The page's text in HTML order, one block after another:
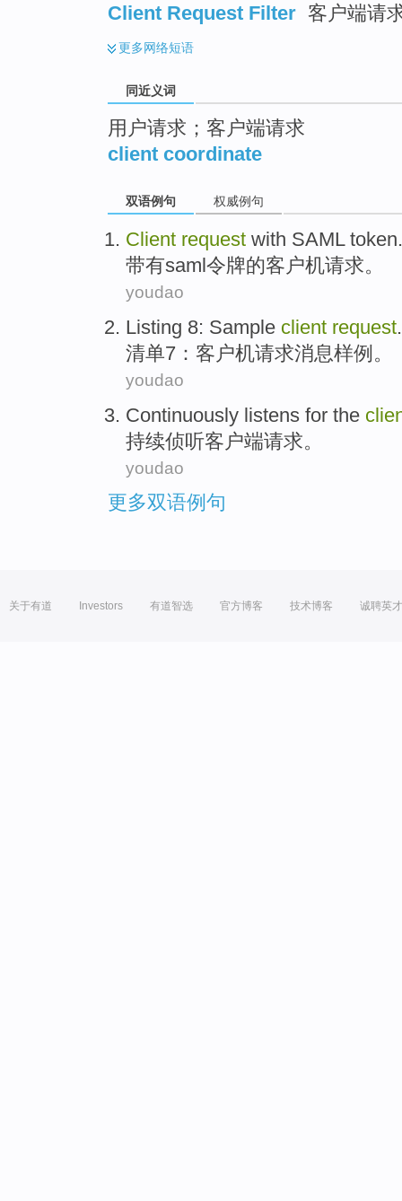
Client Request Filter 客户端请
更多网络短语
同近义词
用户请求；客户端请求
client coordinate
双语例句 权威例句
Client request with SAML token.
带有saml令牌的客户机请求。
youdao
Listing 8: Sample client request.
清单7 ： 客户机请求消息样例 。
youdao
Continuously listens for the
持续侦听客户端请求。
youdao
更多双语例句
关于有道 Investors 有道智选 官方博客 技术博客 诚聘英才